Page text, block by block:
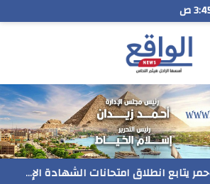
مدير تعليم البحر الاحمر يتابع انطلاق امتحانات الشهادة الإعدادية ويؤكد: الانضباط